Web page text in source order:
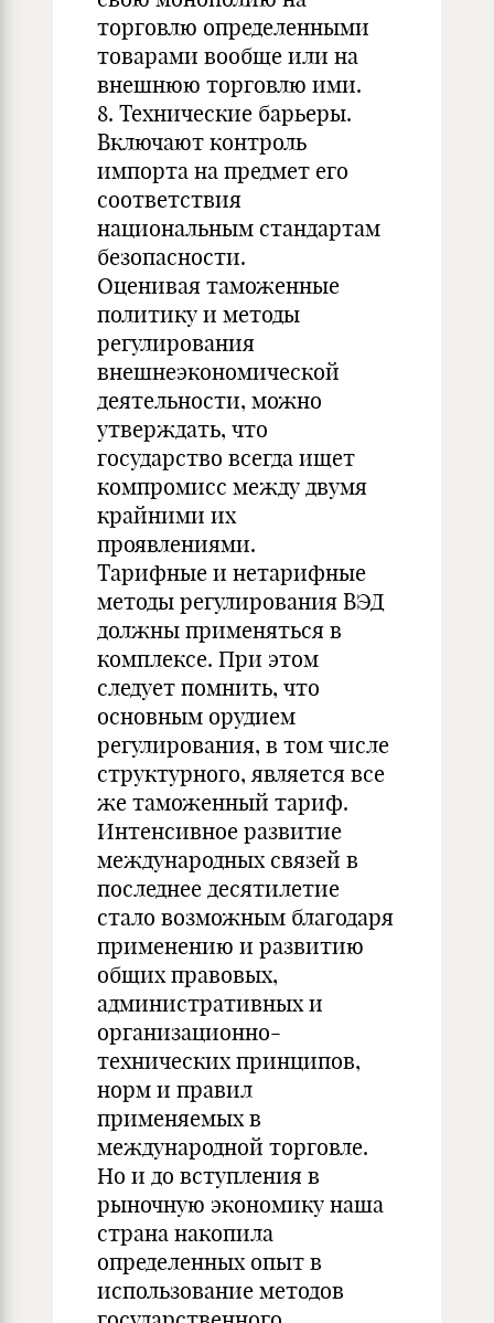
торговлю определенными
товарами вообще или на
внешнюю торговлю ими.
8. Технические барьеры.
Включают контроль
импорта на предмет его
соответствия
национальным стандартам
безопасности.
Оценивая таможенные
политику и методы
регулирования
внешнеэкономической
деятельности, можно
утверждать, что
государство всегда ищет
компромисс между двумя
крайними их
проявлениями.
Тарифные и нетарифные
методы регулирования ВЭД
должны применяться в
комплексе. При этом
следует помнить, что
основным орудием
регулирования, в том числе
структурного, является все
же таможенный тариф.
Интенсивное развитие
международных связей в
последнее десятилетие
стало возможным благодаря
применению и развитию
общих правовых,
административных и
организационно-
технических принципов,
норм и правил
применяемых в
международной торговле.
Но и до вступления в
рыночную экономику наша
страна накопила
определенных опыт в
использование методов